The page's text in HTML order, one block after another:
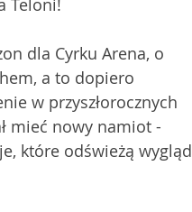
Teloni!
dla Cyrku Arena, o
a to dopiero
w przyszłorocznych
mieć nowy namiot -
które odświeżą wygląd